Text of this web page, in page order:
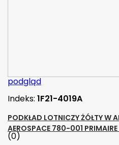
podgląd
Indeks: 1F21-4019A
PODKŁAD LOTNICZY ŻÓŁTY W
AEROSPACE 780-001
(0)